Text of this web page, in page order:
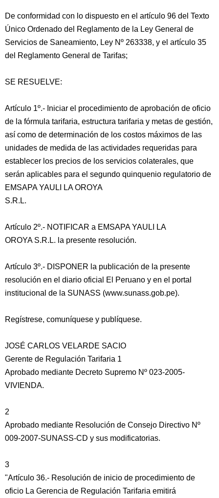
De conformidad con lo dispuesto en el artículo 96 del Texto
Único Ordenado del Reglamento de la Ley General de
Servicios de Saneamiento, Ley Nº 263338, y el artículo 35
del Reglamento General de Tarifas;
SE RESUELVE:
Artículo 1º.- Iniciar el procedimiento de aprobación de oficio
de la fórmula tarifaria, estructura tarifaria y metas de gestión,
así como de determinación de los costos máximos de las
unidades de medida de las actividades requeridas para
establecer los precios de los servicios colaterales, que
serán aplicables para el segundo quinquenio regulatorio de
EMSAPA YAULI LA OROYA
S.R.L.
Artículo 2º.- NOTIFICAR a EMSAPA YAULI LA
OROYA S.R.L. la presente resolución.
Artículo 3º.- DISPONER la publicación de la presente
resolución en el diario oficial El Peruano y en el portal
institucional de la SUNASS (www.sunass.gob.pe).
Regístrese, comuníquese y publíquese.
JOSÉ CARLOS VELARDE SACIO
Gerente de Regulación Tarifaria 1
Aprobado mediante Decreto Supremo Nº 023-2005-
VIVIENDA.
2
Aprobado mediante Resolución de Consejo Directivo Nº
009-2007-SUNASS-CD y sus modificatorias.
3
"Artículo 36.- Resolución de inicio de procedimiento de
oficio La Gerencia de Regulación Tarifaria emitirá